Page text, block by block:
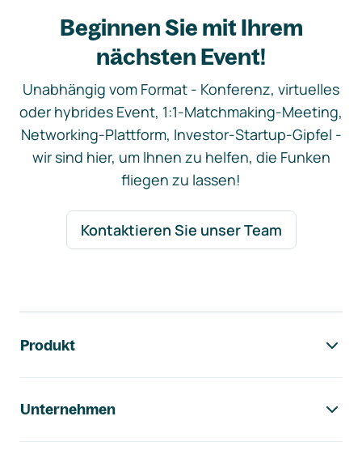
Beginnen Sie mit Ihrem
nächsten Event!
Unabhängig vom Format - Konferenz, virtuelles
oder hybrides Event, 1:1-Matchmaking-Meeting,
Networking-Plattform, Investor-Startup-Gipfel -
wir sind hier, um Ihnen zu helfen, die Funken
fliegen zu lassen!
Kontaktieren Sie unser Team
Produkt
Unternehmen